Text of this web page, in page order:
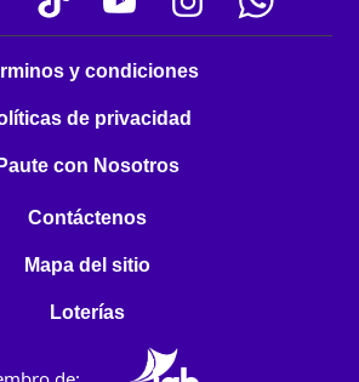
y condiciones
de privacidad
Paute con Nosotros
Contáctenos
Mapa del sitio
Loterías